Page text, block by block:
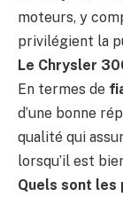
moteurs, y
privilégient la
Le Chrysler
En termes de
d’une bonne
qualité qui
lorsqu’il est
Quels sont les